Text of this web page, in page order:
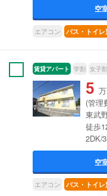
空
エアコン バス・トイレ
賃貸アパート 学割 女子割
5
(管理
東武
徒歩
2DK/
空
エアコン バス・トイレ